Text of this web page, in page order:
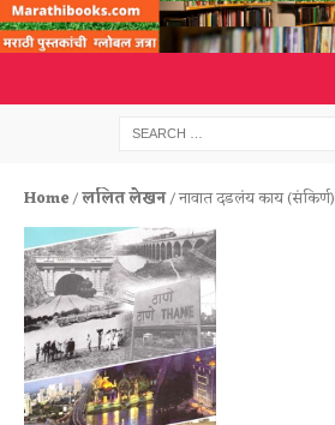
Home/ललित लेखन/ नावात दडलंय काय (संकिर्ण)